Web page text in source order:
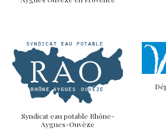
Syndicateau potable Rhône-
Aygues-Ouvèze